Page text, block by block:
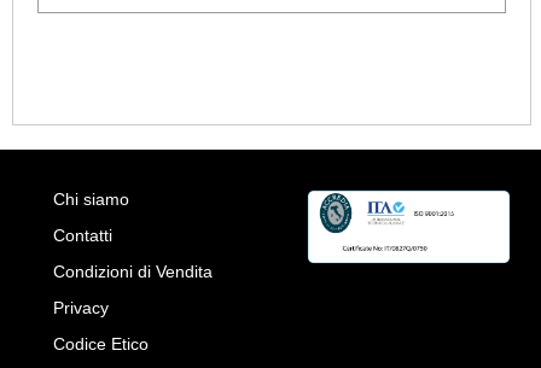
Chi siamo
Contatti
Condizioni di Vendita
Privacy
Codice Etico